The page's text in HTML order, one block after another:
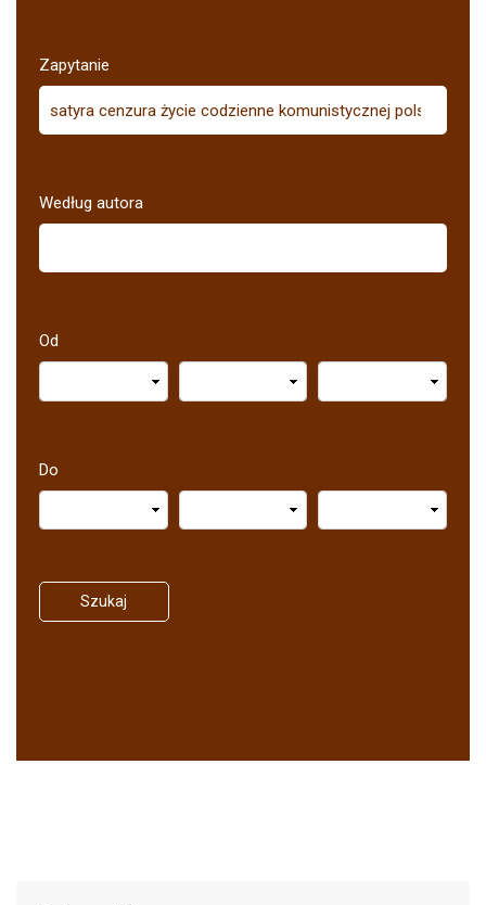
Zapytanie
Według autora
Od
Do
Szukaj